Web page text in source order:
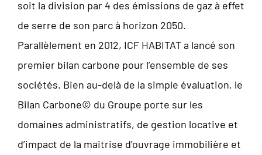
soit la division par 4 des émissions de gaz à effet
de serre de son parc à horizon 2050.
Parallèlement en 2012, ICF HABITAT a lancé son
premier bilan carbone pour l’ensemble de ses
sociétés. Bien au-delà de la simple évaluation, le
Bilan Carbone© du Groupe porte sur les
domaines administratifs, de gestion locative et
d’impact de la maitrise d’ouvrage immobilière et